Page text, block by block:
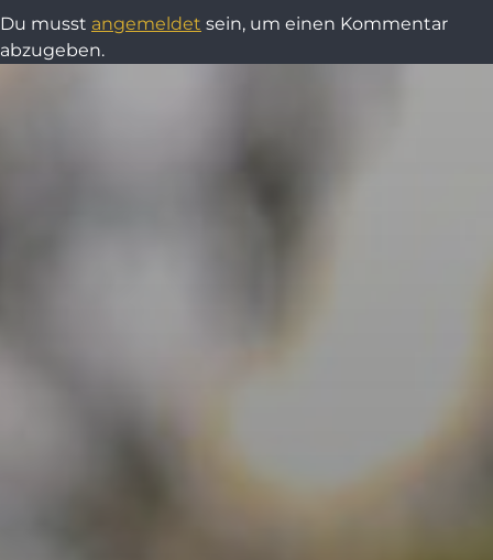
Du musst angemeldet sein, um einen Kommentar
abzugeben.